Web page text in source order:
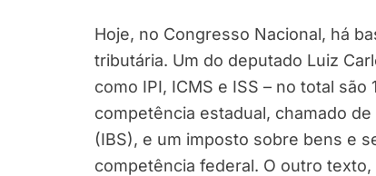
Hoje, no Congresso Nacional, há
tributária. Um do deputado Luiz
como IPI, ICMS e ISS – no total
competência estadual, chamado
(IBS), e um imposto sobre bens e
competência federal. O outro